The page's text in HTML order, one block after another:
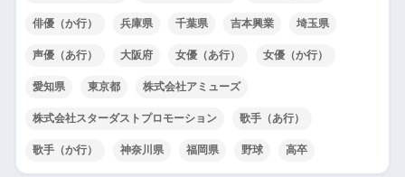
俳優（か行） 兵庫県 千葉県 吉本興業 埼玉県
声優（あ行） 大阪府 女優（あ行） 女優（か行）
愛知県 東京都 株式会社アミューズ
株式会社スターダストプロモーション 歌手（あ行）
歌手（か行） 神奈川県 福岡県 野球 高卒